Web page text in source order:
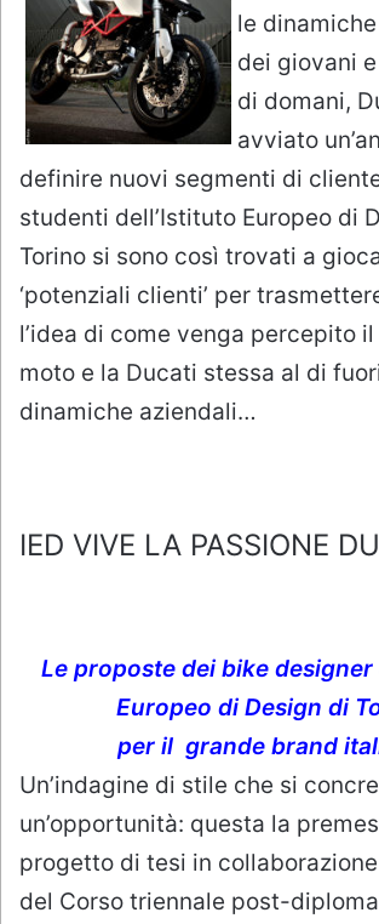
le
dei giovani
di domani,
avviato
definire nuovi segmenti di
studenti dell’Istituto Europeo di
Torino si sono così trovati a
‘potenziali clienti’ per
l’idea di come venga percepito
moto e la Ducati stessa al di
dinamiche aziendali…
IED VIVE LA PASSIONE
Le proposte dei bike designer
Europeo di Design di
per il grande brand
Un’indagine di stile che si
un’opportunità: questa la
progetto di tesi in
del Corso triennale post-